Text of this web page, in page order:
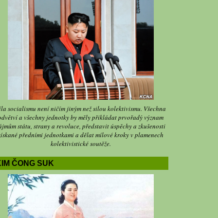
socialismu není ničím jiným než silou kolektivismu. Všechna
a všechny jednotky by měly přikládat prvořadý význam
státu, strany a revoluce, představit úspěchy a zkušenosti
předními jednotkami a dělat mílové kroky v plamenech
kolektivistické soutěže.
ČONG SUK